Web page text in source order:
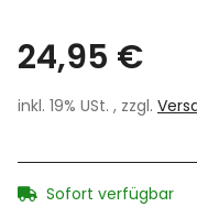
24,95 €
inkl. 19% USt. , zzgl.
Sofort verfügbar